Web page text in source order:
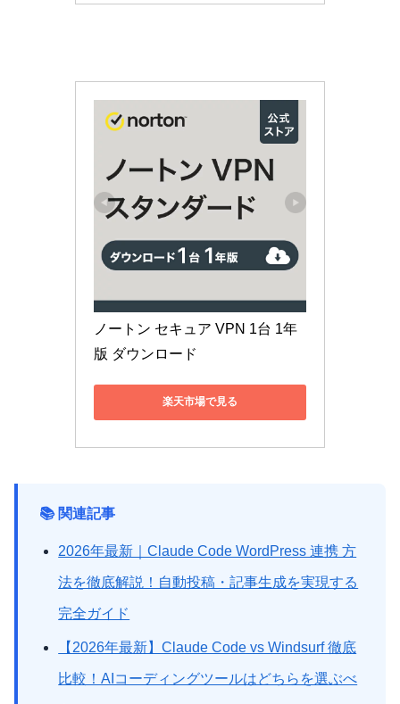
ノートン セキュア VPN 1台 1年
版 ダウンロード
楽天市場で見る
📚 関連記事
2026年最新｜Claude Code WordPress 連携 方
法を徹底解説！自動投稿・記事生成を実現する
完全ガイド
【2026年最新】Claude Code vs Windsurf 徹底
比較！AIコーディングツールはどちらを選ぶべ